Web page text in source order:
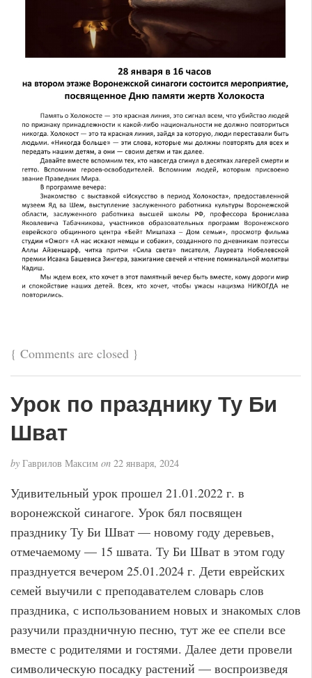
{ Comments are closed }
Урок по празднику Ту Би
Шват
by Гаврилов Максим on 22 января, 2024
Удивительный урок прошел 21.01.2022 г. в
воронежской синагоге. Урок бял посвящен
празднику Ту Би Шват — новому году деревьев,
отмечаемому — 15 швата. Ту Би Шват в этом году
празднуется вечером 25.01.2024 г. Дети еврейских
семей выучили с преподавателем словарь слов
праздника, с использованием новых и знакомых слов
разучили праздничную песню, тут же ее спели все
вместе с родителями и гостями. Далее дети провели
символическую посадку растений — воспроизведя